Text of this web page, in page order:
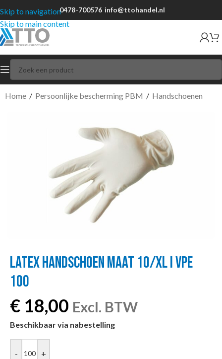
Skip to navigation
Skip to main content
0478-700576 info@ttohandel.nl
Home / Persoonlijke bescherming PBM / Handschoenen
LATEX HANDSCHOEN MAAT 10/XL I VPE
100
€ 18,00 Excl. BTW
Beschikbaar via nabestelling
- +